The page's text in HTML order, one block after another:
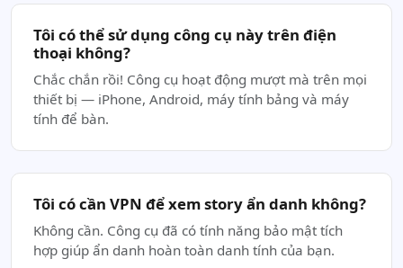
Tôi có thể sử dụng công cụ này trên điện
thoại không?
Chắc chắn rồi! Công cụ hoạt động mượt mà trên mọi
thiết bị — iPhone, Android, máy tính bảng và máy
tính để bàn.
Tôi có cần VPN để xem story ẩn danh không?
Không cần. Công cụ đã có tính năng bảo mật tích
hợp giúp ẩn danh hoàn toàn danh tính của bạn.